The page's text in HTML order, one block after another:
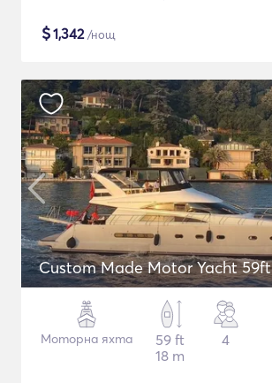
$1,342/нощ
Custom Made Motor Yacht 59ft
Моторна яхта
59 ft
18 m
4